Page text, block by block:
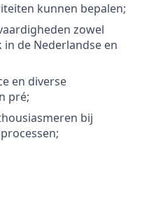
kunnen bepalen;
zowel
de Nederlandse en
en diverse
pré;
bij